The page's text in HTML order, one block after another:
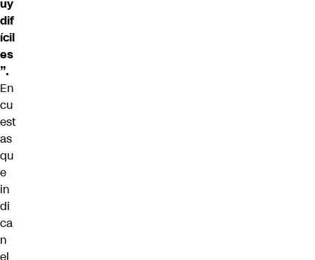
uy
dif
ícil
es
”.
En
cu
est
as
qu
e
in
di
ca
n